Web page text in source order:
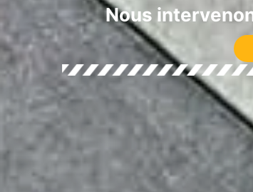
Nous